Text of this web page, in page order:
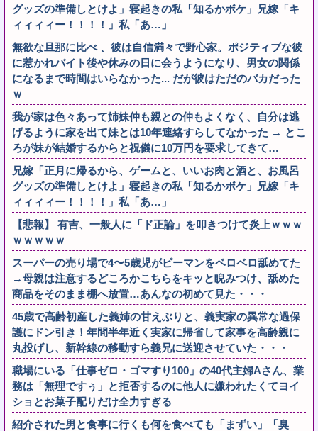
グッズの準備しとけよ」寝起きの私「知るかボケ」兄嫁「キ
ィィィィー！！！！」私「あ…」
無欲な旦那に比べ 、彼は自信満々で野心家。ポジティブな彼
に惹かれバイト後や休みの日に会うようになり、男女の関係
になるまで時間はいらなかった... だが彼はただのバカだった
ｗ
我が家は色々あって姉妹仲も親との仲もよくなく、自分は逃
げるように家を出て妹とは10年連絡すらしてなかった → とこ
ろが妹が結婚するからと祝儀に10万円を要求してきて…
兄嫁「正月に帰るから、ゲームと、いいお肉と酒と、お風呂
グッズの準備しとけよ」寝起きの私「知るかボケ」兄嫁「キ
ィィィィー！！！！」私「あ…」
【悲報】 有吉、一般人に「ド正論」を叩きつけて炎上ｗｗｗ
ｗｗｗｗｗ
スーパーの売り場で4〜5歳児がピーマンをベロベロ舐めてた
→母親は注意するどころかこちらをキッと睨みつけ、舐めた
商品をそのまま棚へ放置…あんなの初めて見た・・・
45歳で高齢初産した義姉の甘えぶりと、義実家の異常な過保
護にドン引き！年間半年近く実家に帰省して家事を高齢親に
丸投げし、新幹線の移動すら義兄に送迎させていた・・・
職場にいる「仕事ゼロ・ゴマすり100」の40代主婦Aさん、業
務は「無理ですぅ」と拒否するのに他人に嫌われたくてヨイ
ショとお菓子配りだけ全力すぎる
紹介された男と食事に行くも何を食べても「まずい」「臭